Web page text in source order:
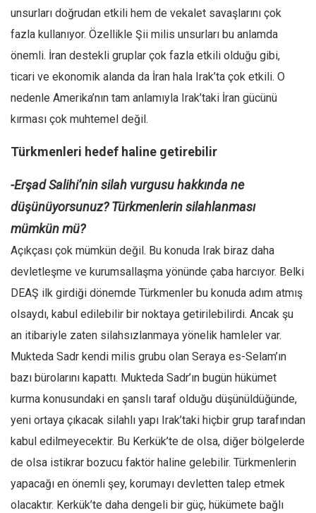
unsurları doğrudan etkili hem de vekalet savaşlarını çok
fazla kullanıyor. Özellikle Şii milis unsurları bu anlamda
önemli. İran destekli gruplar çok fazla etkili olduğu gibi,
ticari ve ekonomik alanda da İran hala Irak’ta çok etkili. O
nedenle Amerika’nın tam anlamıyla Irak’taki İran gücünü
kırması çok muhtemel değil.
Türkmenleri hedef haline getirebilir
-Erşad Salihi’nin silah vurgusu hakkında ne
düşünüyorsunuz? Türkmenlerin silahlanması
mümkün mü?
Açıkçası çok mümkün değil. Bu konuda Irak biraz daha
devletleşme ve kurumsallaşma yönünde çaba harcıyor. Belki
DEAŞ ilk girdiği dönemde Türkmenler bu konuda adım atmış
olsaydı, kabul edilebilir bir noktaya getirilebilirdi. Ancak şu
an itibariyle zaten silahsızlanmaya yönelik hamleler var.
Mukteda Sadr kendi milis grubu olan Seraya es-Selam’ın
bazı bürolarını kapattı. Mukteda Sadr’ın bugün hükümet
kurma konusundaki en şanslı taraf olduğu düşünüldüğünde,
yeni ortaya çıkacak silahlı yapı Irak’taki hiçbir grup tarafından
kabul edilmeyecektir. Bu Kerkük’te de olsa, diğer bölgelerde
de olsa istikrar bozucu faktör haline gelebilir. Türkmenlerin
yapacağı en önemli şey, korumayı devletten talep etmek
olacaktır. Kerkük’te daha dengeli bir güç, hükümete bağlı